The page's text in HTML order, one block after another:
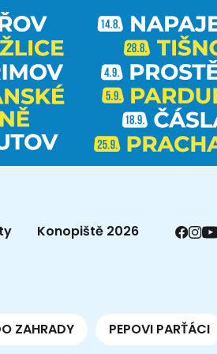
Konopiště 2026
ZAHRADY PEPOVI PARŤÁCI